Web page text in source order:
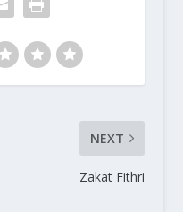
NEXT
Zakat Fithri